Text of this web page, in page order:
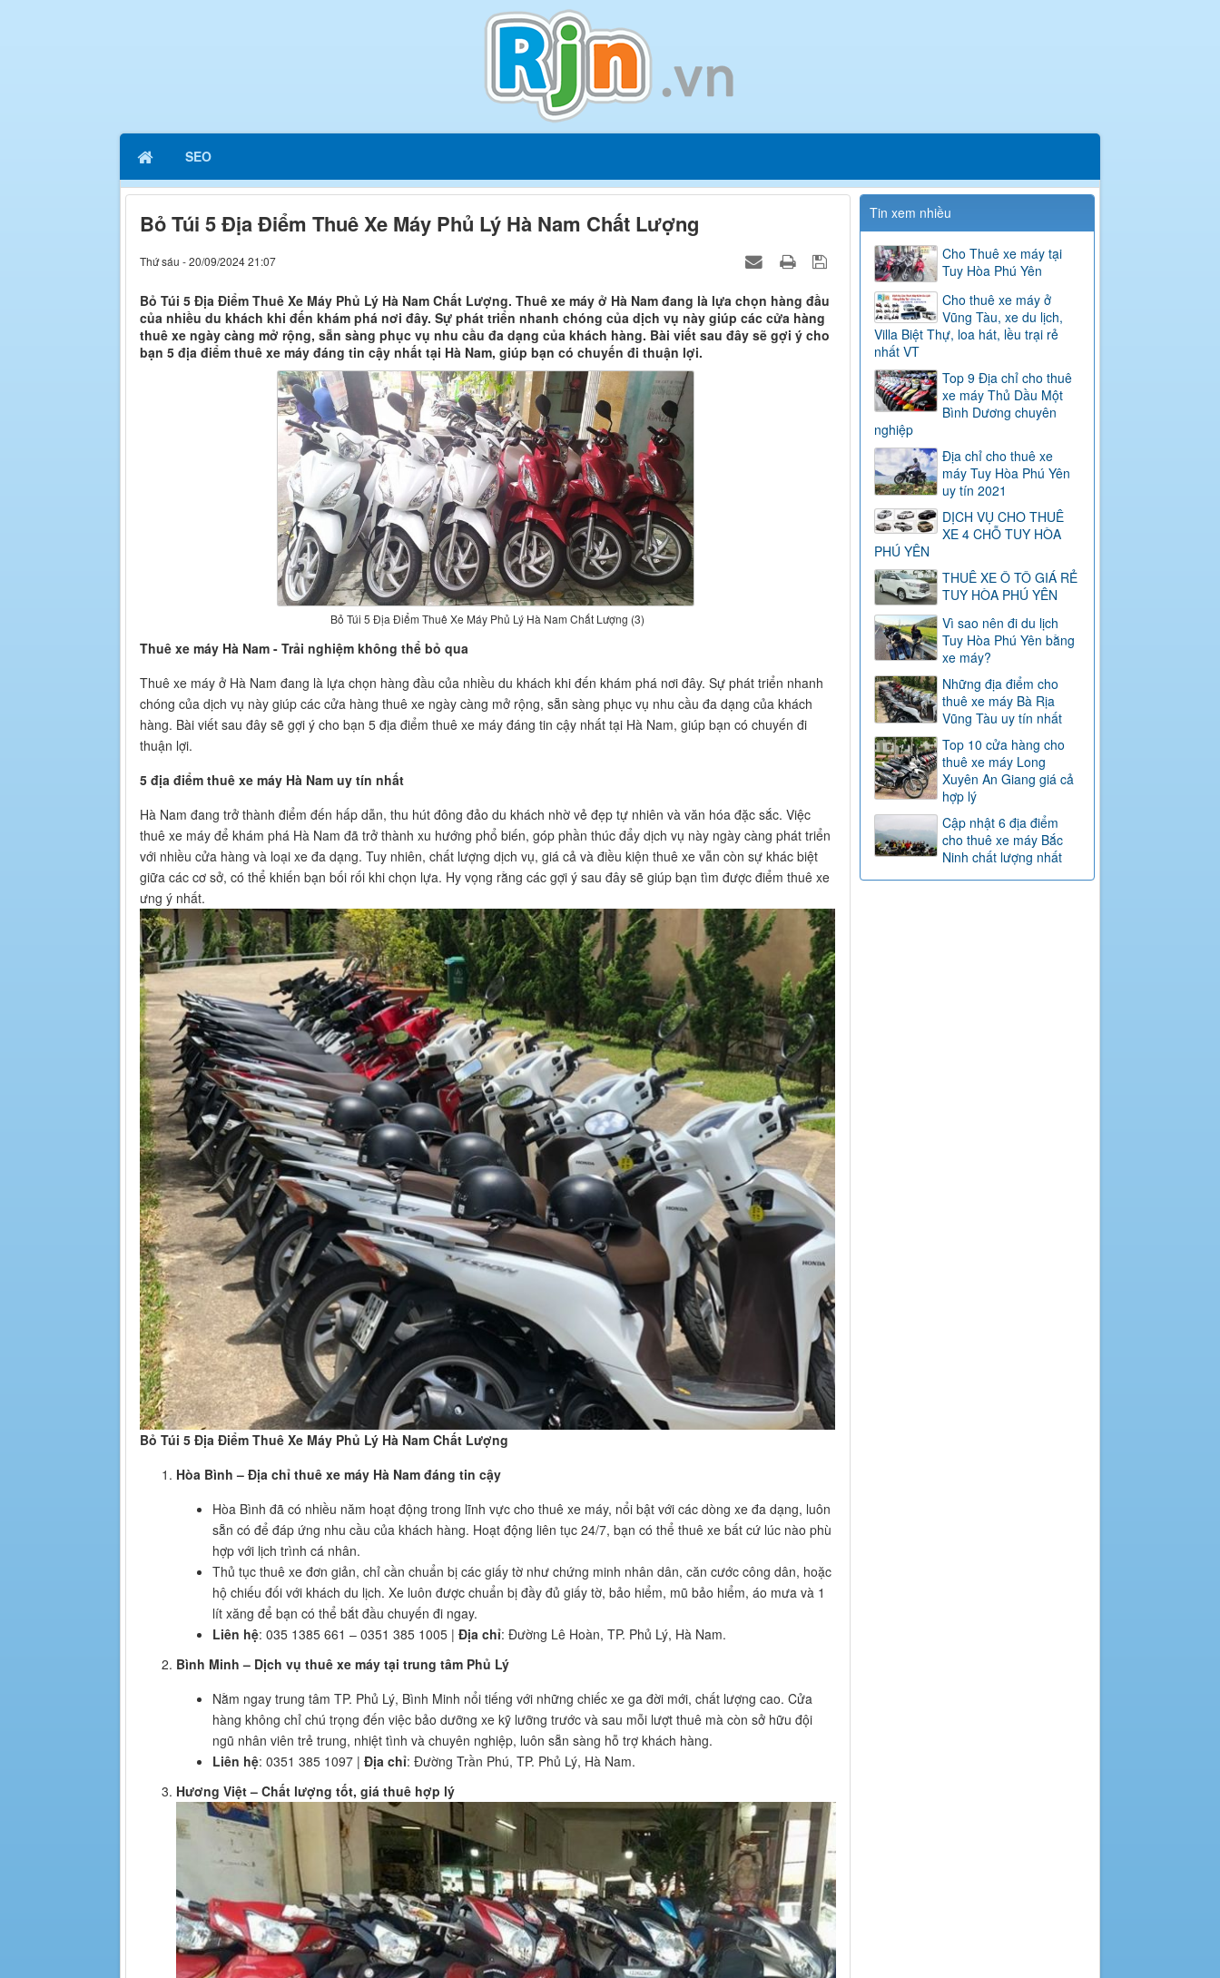
SEO
Bỏ Túi 5 Địa Điểm Thuê Xe Máy Phủ Lý Hà Nam Chất Lượng
Thứ sáu - 20/09/2024 21:07
Bỏ Túi 5 Địa Điểm Thuê Xe Máy Phủ Lý Hà Nam Chất Lượng. Thuê xe máy ở Hà Nam đang là lựa chọn hàng đầu
của nhiều du khách khi đến khám phá nơi đây. Sự phát triển nhanh chóng của dịch vụ này giúp các cửa hàng
thuê xe ngày càng mở rộng, sẵn sàng phục vụ nhu cầu đa dạng của khách hàng. Bài viết sau đây sẽ gợi ý cho
bạn 5 địa điểm thuê xe máy đáng tin cậy nhất tại Hà Nam, giúp bạn có chuyến đi thuận lợi.
Bỏ Túi 5 Địa Điểm Thuê Xe Máy Phủ Lý Hà Nam Chất Lượng (3)
Thuê xe máy Hà Nam - Trải nghiệm không thể bỏ qua
Thuê xe máy ở Hà Nam đang là lựa chọn hàng đầu của nhiều du khách khi đến khám phá nơi đây. Sự phát triển nhanh
chóng của dịch vụ này giúp các cửa hàng thuê xe ngày càng mở rộng, sẵn sàng phục vụ nhu cầu đa dạng của khách
hàng. Bài viết sau đây sẽ gợi ý cho bạn 5 địa điểm thuê xe máy đáng tin cậy nhất tại Hà Nam, giúp bạn có chuyến đi
thuận lợi.
5 địa điểm thuê xe máy Hà Nam uy tín nhất
Hà Nam đang trở thành điểm đến hấp dẫn, thu hút đông đảo du khách nhờ vẻ đẹp tự nhiên và văn hóa đặc sắc. Việc
thuê xe máy để khám phá Hà Nam đã trở thành xu hướng phổ biến, góp phần thúc đẩy dịch vụ này ngày càng phát triển
với nhiều cửa hàng và loại xe đa dạng. Tuy nhiên, chất lượng dịch vụ, giá cả và điều kiện thuê xe vẫn còn sự khác biệt
giữa các cơ sở, có thể khiến bạn bối rối khi chọn lựa. Hy vọng rằng các gợi ý sau đây sẽ giúp bạn tìm được điểm thuê xe
ưng ý nhất.
Bỏ Túi 5 Địa Điểm Thuê Xe Máy Phủ Lý Hà Nam Chất Lượng
Hòa Bình – Địa chỉ thuê xe máy Hà Nam đáng tin cậy
Hòa Bình đã có nhiều năm hoạt động trong lĩnh vực cho thuê xe máy, nổi bật với các dòng xe đa dạng, luôn
sẵn có để đáp ứng nhu cầu của khách hàng. Hoạt động liên tục 24/7, bạn có thể thuê xe bất cứ lúc nào phù
hợp với lịch trình cá nhân.
Thủ tục thuê xe đơn giản, chỉ cần chuẩn bị các giấy tờ như chứng minh nhân dân, căn cước công dân, hoặc
hộ chiếu đối với khách du lịch. Xe luôn được chuẩn bị đầy đủ giấy tờ, bảo hiểm, mũ bảo hiểm, áo mưa và 1
lít xăng để bạn có thể bắt đầu chuyến đi ngay.
Liên hệ: 035 1385 661 – 0351 385 1005 | Địa chỉ: Đường Lê Hoàn, TP. Phủ Lý, Hà Nam.
Bình Minh – Dịch vụ thuê xe máy tại trung tâm Phủ Lý
Nằm ngay trung tâm TP. Phủ Lý, Bình Minh nổi tiếng với những chiếc xe ga đời mới, chất lượng cao. Cửa
hàng không chỉ chú trọng đến việc bảo dưỡng xe kỹ lưỡng trước và sau mỗi lượt thuê mà còn sở hữu đội
ngũ nhân viên trẻ trung, nhiệt tình và chuyên nghiệp, luôn sẵn sàng hỗ trợ khách hàng.
Liên hệ: 0351 385 1097 | Địa chỉ: Đường Trần Phú, TP. Phủ Lý, Hà Nam.
Hương Việt – Chất lượng tốt, giá thuê hợp lý
Tin xem nhiều
Cho Thuê xe máy tại
Tuy Hòa Phú Yên
Cho thuê xe máy ở
Vũng Tàu, xe du lịch,
Villa Biệt Thự, loa hát, lều trại rẻ
nhất VT
Top 9 Địa chỉ cho thuê
xe máy Thủ Dầu Một
Bình Dương chuyên
nghiệp
Địa chỉ cho thuê xe
máy Tuy Hòa Phú Yên
uy tín 2021
DỊCH VỤ CHO THUÊ
XE 4 CHỖ TUY HÒA
PHÚ YÊN
THUÊ XE Ô TÔ GIÁ RẺ
TUY HÒA PHÚ YÊN
Vì sao nên đi du lịch
Tuy Hòa Phú Yên bằng
xe máy?
Những địa điểm cho
thuê xe máy Bà Rịa
Vũng Tàu uy tín nhất
Top 10 cửa hàng cho
thuê xe máy Long
Xuyên An Giang giá cả
hợp lý
Cập nhật 6 địa điểm
cho thuê xe máy Bắc
Ninh chất lượng nhất